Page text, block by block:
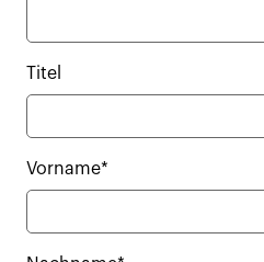
Titel
Vorname*